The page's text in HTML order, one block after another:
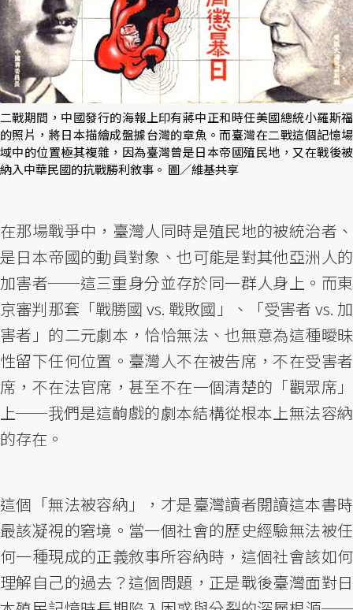
二戰期間，中國發行的海報上印有蔣中正和時任美國總統小羅斯福
的照片，將日本描繪成盤據台灣的章魚。而臺灣在二戰這個記憶場
域中的位置極其複雜，因為臺灣曾是日本帝國殖民地，又在戰後被
納入中華民國的抗戰勝利敘事。 圖／維基共享
在那場戰爭中，臺灣人同時是殖民地的被統治者、
是日本帝國的動員對象、也可能是對其他亞洲人的
加害者──這三重身分並存於同一群人身上。而東
京審判那套「戰勝國 vs. 戰敗國」、「受害者 vs. 加
害者」的二元劇本，恰恰無法、也無意為這種曖昧
性留下任何位置。臺灣人不在被告席，不在受害者
席，不在法官席，甚至不在一個清楚的「觀眾席」
上──我們是這齣戲的劇本結構從根本上無法容納
的存在。
這個「無法被容納」，才是臺灣讀者閱讀這本書時
最該凝視的窘境。當一個社會的歷史經驗無法被任
何一種現成的正義敘事所容納時，這個社會該如何
理解自己的過去？這個問題，正是戰後臺灣面對日